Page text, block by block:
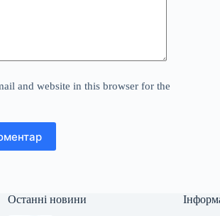
and website in this browser for the
Останні новини